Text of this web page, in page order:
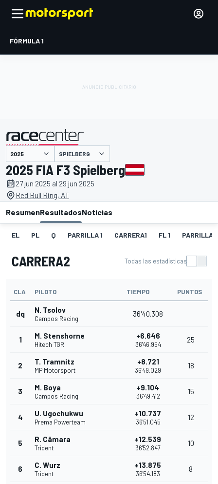
FÓRMULA 1
presentado por SPIELBERG
2025 FIA F3 Spielberg
27 jun 2025 al 29 jun 2025
Red Bull Ring, AT
ResumenResultadosNoticias
EL PL Q PARRILLA 1 CARRERA1 FL 1 PARRILLA
CARRERA2 Todas las estadísticas
CLA PILOTO TIEMPO PUNTOS
dq N. Tsolov
Campos Racing
36'40.308
1 M. Stenshorne
Hitech TGR
+6.646
36'46.954
25
2 T. Tramnitz
MP Motorsport
+8.721
36'49.029
18
3 M. Boya
Campos Racing
+9.104
36'49.412
15
4 U. Ugochukwu
Prema Powerteam
+10.737
36'51.045
12
5 R. Câmara
Trident
+12.539
36'52.847
10
6 C. Wurz
Trident
+13.875
36'54.183
8